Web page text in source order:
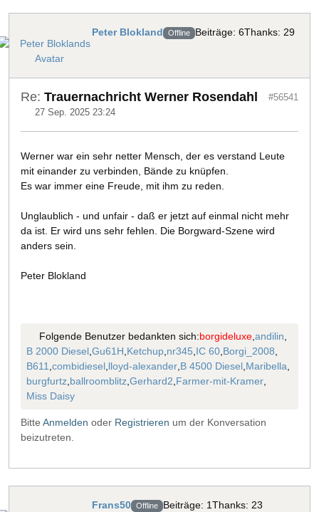
Peter Blokland Offline Beiträge: 6Thanks: 29
Re: Trauernachricht Werner Rosendahl
27 Sep. 2025 23:24
#56541
Werner war ein sehr netter Mensch, der es verstand Leute
mit einander zu verbinden, Bände zu knüpfen.
Es war immer eine Freude, mit ihm zu reden.
Unglaublich - und unfair - daß er jetzt auf einmal nicht mehr
da ist. Er wird uns sehr fehlen. Die Borgward-Szene wird
anders sein.
Peter Blokland
Folgende Benutzer bedankten sich:borgideluxe,andilin,
B 2000 Diesel,Gu61H,Ketchup,nr345,IC 60,Borgi_2008,
B611,combidiesel,lloyd-alexander,B 4500 Diesel,Maribella,
burgfurtz,ballroomblitz,Gerhard2,Farmer-mit-Kramer,
Miss Daisy
Bitte Anmelden oder Registrieren um der Konversation
beizutreten.
Frans50 Offline Beiträge: 1Thanks: 23